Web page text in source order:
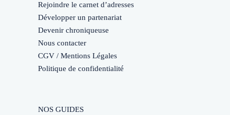
Rejoindre le carnet d’adresses
Développer un partenariat
Devenir chroniqueuse
Nous contacter
CGV / Mentions Légales
Politique de confidentialité
NOS GUIDES